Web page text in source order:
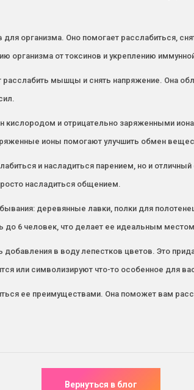
организма. Оно помогает расслабиться,
организма от токсинов и укреплению
расслабить мышцы и снять напряжение. Она
кислородом и отрицательно заряженными
ионы помогают улучшить обмен
и насладиться парением, но и
насладиться общением.
деревянные лавки, полки для
до 6 человек, что делает ее идеальным
в воду лепестков цветов. Это
или символизируют что-то особенное для вас
ее преимуществами. Она поможет вам